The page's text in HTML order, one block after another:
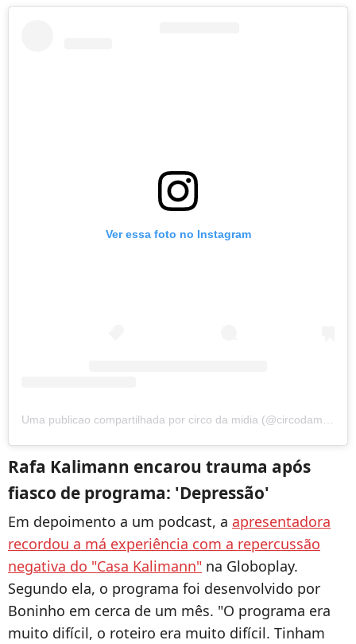
Ver essa foto no Instagram
Rafa Kalimann encarou trauma após
fiasco de programa: 'Depressão'
Em depoimento a um podcast, a apresentadora
recordou a má experiência com a repercussão
negativa do "Casa Kalimann" na Globoplay.
Segundo ela, o programa foi desenvolvido por
Boninho em cerca de um mês. "O programa era
muito difícil, o roteiro era muito difícil. Tinham